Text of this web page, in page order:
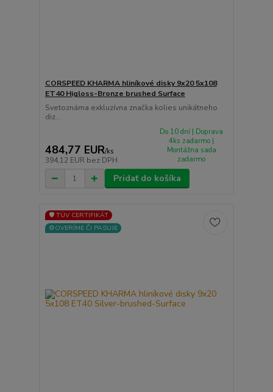
CORSPEED KHARMA hliníkové disky 9x20 5x108
ET40 Higloss-Bronze brushed Surface
Svetoznáma exkluzívna značka kolies unikátneho
diz...
484,77 EUR/ks
394,12 EUR bez DPH
Do 10 dní | Doprava
4ks zadarmo |
Montážna sada
zadarmo
Pridať do košíka
🛡️ TÜV CERTIFIKÁT
⚙️OVERÍME ČI PASUJE